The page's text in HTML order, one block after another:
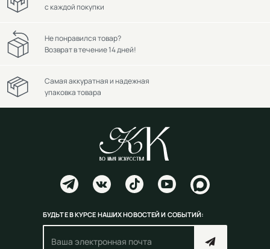
с каждой покупки
Не понравился товар?
Возврат в течение 14 дней!
Самая аккуратная и надежная
упаковка товара
БУДЬТЕ В КУРСЕ НАШИХ НОВОСТЕЙ И СОБЫТИЙ: